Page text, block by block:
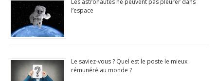
Les astronautes ne peuvent pas pleurer dans
l’espace
Le saviez-vous ? Quel est le poste le mieux
rémunéré au monde ?